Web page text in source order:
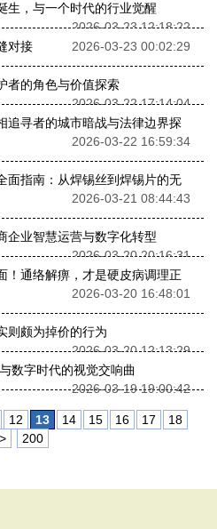
生，与一个时代的行业觉醒
2026-03-23 12:18:22
对接
2026-03-23 00:02:29
者的角色与价值探索
2026-03-22 17:14:04
追寻者的城市暗战与法律边界探
2026-03-22 16:59:34
面指南：从焊锡丝到焊锡片的无
2026-03-21 08:44:43
企业智慧运营与数字化转型
2026-03-20 20:16:31
！通络解痹，才是硬皮病调理正
2026-03-20 16:48:01
则颇为掉价的行为
2026-03-20 12:13:29
数字时代的视觉交响曲
2026-03-19 19:00:42
12 13 14 15 16 17
18
200